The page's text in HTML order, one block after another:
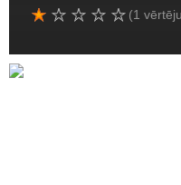
(1